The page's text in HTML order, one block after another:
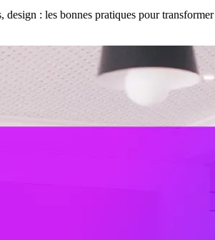
: les bonnes pratiques pour